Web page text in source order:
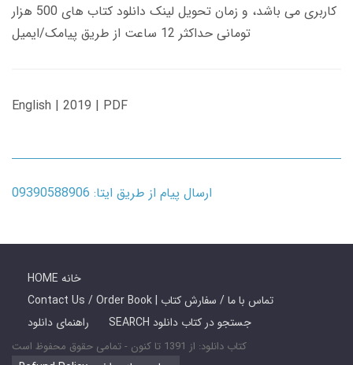
کاربری می باشد، و زمان تحویل لینک دانلود کتاب های 500 هزار
تومانی حداکثر 12 ساعت از طریق پیامک/ایمیل
English | 2019 | PDF
ارسال پیام از طریق ایتا: 09390588906
HOME خانه
Contact Us / Order Book | تماس با ما / سفارش کتاب
راهنمای دانلود
SEARCH جستجو در کتاب دانلود
کتاب دانلود: از 1391 تا کنون - تمامی حقوق محفوظ است